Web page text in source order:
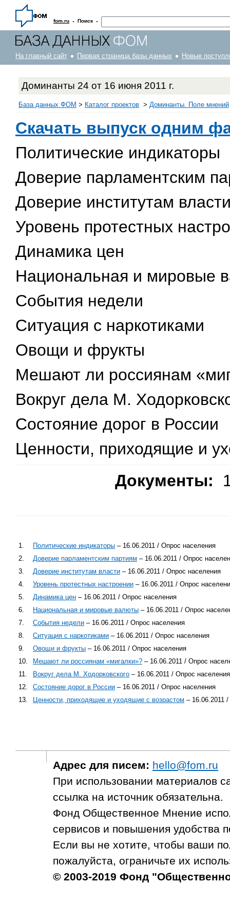
fom.ru · Поиск ·
На главный сайт Первая страница базы данных Новые
Доминанты 24 от 16 июня 2011 г.
База данных ФОМ > Каталог проектов > Доминанты. Поле мнений
Скачать выпуск одним
Политические индикаторы
Доверие парламентским
Доверие институтам
Уровень протестных
Динамика цен
Национальная и мировые
События недели
Ситуация с наркотиками
Овощи и фрукты
Мешают ли россиянам
Вокруг дела М.
Состояние дорог в России
Ценности, приходящие и
Документы:
1. Политические индикаторы – 16.06.2011 / Опрос населения
2.
Доверие парламентским партиям – 16.06.2011 / Опрос
3.
Доверие институтам власти – 16.06.2011 / Опрос населения
4.
Уровень протестных настроении – 16.06.2011 / Опрос
5.
Динамика цен – 16.06.2011 / Опрос населения
6.
Национальная и мировые валюты – 16.06.2011 / Опрос
7.
События недели – 16.06.2011 / Опрос населения
8.
Ситуация с наркотиками – 16.06.2011 / Опрос населения
9.
Овощи и фрукты – 16.06.2011 / Опрос населения
10.
Мешают ли россиянам «мигалки»? – 16.06.2011 / Опрос
11.
Вокруг дела М. Ходорковского – 16.06.2011 / Опрос населения
12.
Состояние дорог в России – 16.06.2011 / Опрос населения
13.
Ценности, приходящие и уходящие с возрастом – 16.06.2011
Адрес для писем: hello@fom.ru
При использовании материалов
ссылка на источник обязательна.
Фонд Общественное Мнение
сервисов и повышения удобства
Если вы не хотите, чтобы ваши
пожалуйста, ограничьте их
© 2003-2019 Фонд